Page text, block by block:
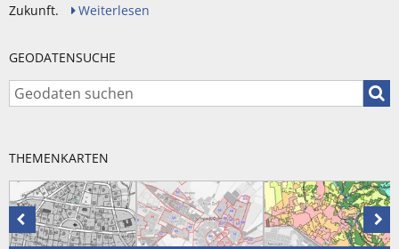
Zukunft.
Weiterlesen
GEODATENSUCHE
THEMENKARTEN
Vorhergehende
Karte